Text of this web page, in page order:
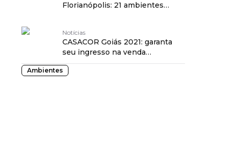
Florianópolis: 21 ambientes
Notícias
CASACOR Goiás 2021: garanta
seu ingresso na venda
antecipada!
Ambientes